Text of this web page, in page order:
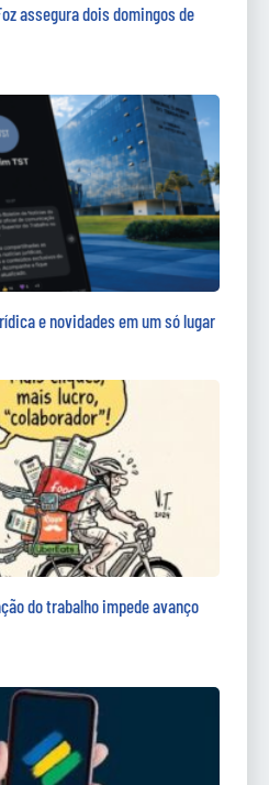
assegura dois domingos de
e novidades em um só lugar
do trabalho impede avanço